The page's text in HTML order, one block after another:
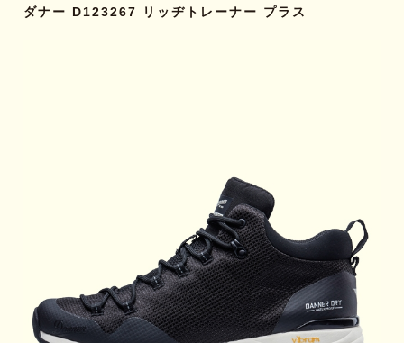
ダナー D123267 リッヂトレーナー プラス